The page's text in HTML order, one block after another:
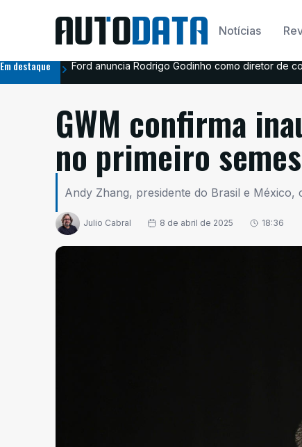
Notícias
Em destaque Ford anuncia Rodrigo Godinho como diretor de
GWM confirma
no primeiro
Andy Zhang, presidente do Brasil e
Julio Cabral 8 de abril de 2025 18:36